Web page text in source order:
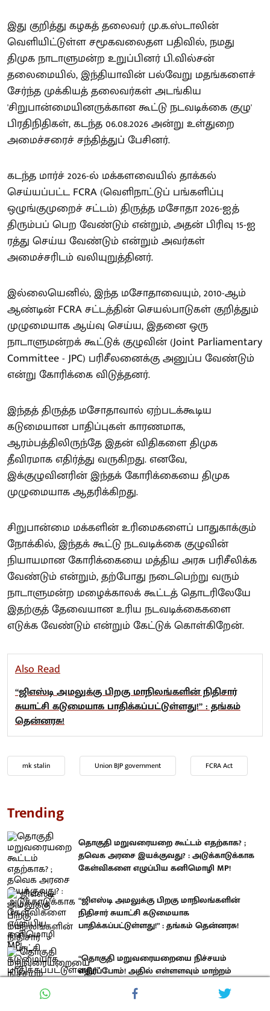
இது குறித்து கழகத் தலைவர் மு.க.ஸ்டாலின்
வெளியிட்டுள்ள சமூகவலைதள பதிவில், நமது
திமுக நாடாளுமன்ற உறுப்பினர் பி.வில்சன்
தலைமையில், இந்தியாவின் பல்வேறு மதங்களைச்
சேர்ந்த முக்கியத் தலைவர்கள் அடங்கிய
'சிறுபான்மையினருக்கான கூட்டு நடவடிக்கை குழு'
பிரதிநிதிகள், கடந்த 06.08.2026 அன்று உள்துறை
அமைச்சரைச் சந்தித்துப் பேசினர்.
கடந்த மார்ச் 2026-ல் மக்களவையில் தாக்கல்
செய்யப்பட்ட FCRA (வெளிநாட்டுப் பங்களிப்பு
ஒழுங்குமுறைச் சட்டம்) திருத்த மசோதா 2026-ஐத்
திரும்பப் பெற வேண்டும் என்றும், அதன் பிரிவு 15-ஐ
ரத்து செய்ய வேண்டும் என்றும் அவர்கள்
அமைச்சரிடம் வலியுறுத்தினர்.
இல்லையெனில், இந்த மசோதாவையும், 2010-ஆம்
ஆண்டின் FCRA சட்டத்தின் செயல்பாடுகள் குறித்தும்
முழுமையாக ஆய்வு செய்ய, இதனை ஒரு
நாடாளுமன்றக் கூட்டுக் குழுவின் (Joint Parliamentary
Committee - JPC) பரிசீலனைக்கு அனுப்ப வேண்டும்
என்று கோரிக்கை விடுத்தனர்.
இந்தத் திருத்த மசோதாவால் ஏற்படக்கூடிய
கடுமையான பாதிப்புகள் காரணமாக,
ஆரம்பத்திலிருந்தே இதன் விதிகளை திமுக
தீவிரமாக எதிர்த்து வருகிறது. எனவே,
இக்குழுவினரின் இந்தக் கோரிக்கையை திமுக
முழுமையாக ஆதரிக்கிறது.
சிறுபான்மை மக்களின் உரிமைகளைப் பாதுகாக்கும்
நோக்கில், இந்தக் கூட்டு நடவடிக்கை குழுவின்
நியாயமான கோரிக்கையை மத்திய அரசு பரிசீலிக்க
வேண்டும் என்றும், தற்போது நடைபெற்று வரும்
நாடாளுமன்ற மழைக்காலக் கூட்டத் தொடரிலேயே
இதற்குத் தேவையான உரிய நடவடிக்கைகளை
எடுக்க வேண்டும் என்றும் கேட்டுக் கொள்கிறேன்.
Also Read
“ஜிஎஸ்டி அமலுக்கு பிறகு மாநிலங்களின் நிதிசார்
சுயாட்சி கடுமையாக பாதிக்கப்பட்டுள்ளது!” : தங்கம்
தென்னரசு!
mk stalin Union BJP government FCRA Act
Trending
தொகுதி மறுவரையறை கூட்டம் எதற்காக? ;
தவெக அரசை இயக்குவது? : அடுக்காடுக்காக
கேள்விகளை எழுப்பிய கனிமொழி MP!
“ஜிஎஸ்டி அமலுக்கு பிறகு மாநிலங்களின்
நிதிசார் சுயாட்சி கடுமையாக
பாதிக்கப்பட்டுள்ளது!” : தங்கம் தென்னரசு!
“தொகுதி மறுவரையறையை நிச்சயம்
எதிர்ப்போம்! அதில் எள்ளளவும் மாற்றம்